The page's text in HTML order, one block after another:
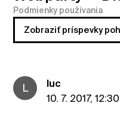
Podmienky používania
Zobraziť príspevky
L
luc
10. 7. 2017, 12:30